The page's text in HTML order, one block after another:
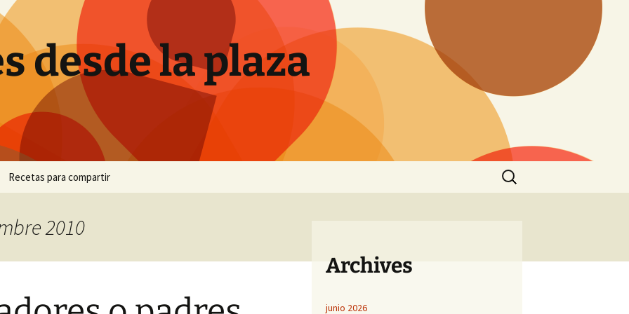
desde la plaza
Recetas para compartir
Pan de plátano
Buscar:
2010
Archives
junio 2026